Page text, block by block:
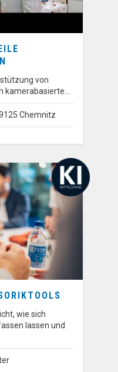
von
kamerabasierte…
Chemnitz
wie sich
lassen und